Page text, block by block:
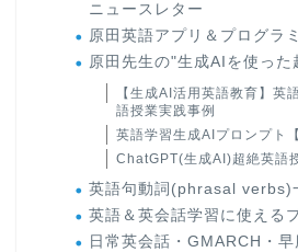
ニュースレター
原田英語アプリ＆プログラ
原田先生の"生成AIを使った
【生成AI活用英語教育】英
語授業実践事例
英語学習生成AIプロンプト
ChatGPT(生成AI)超絶英語
英語句動詞(phrasal verbs)
英語＆英会話学習に使える
日常英会話・GMARCH・